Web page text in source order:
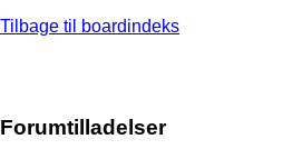
Tilbage til boardindeks
Forumtilladelser